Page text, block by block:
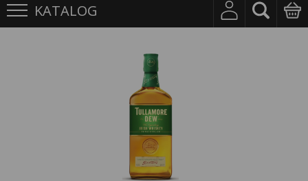
KATALOG